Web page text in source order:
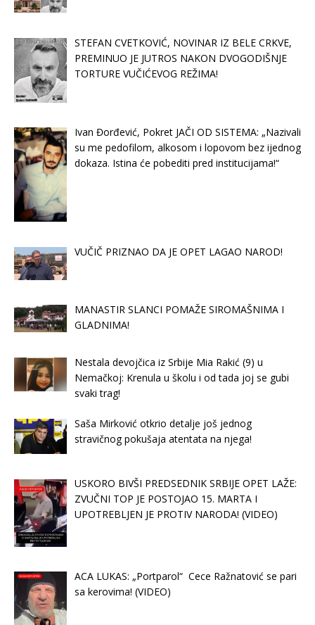
STEFAN CVETKOVIĆ, NOVINAR IZ BELE CRKVE,
PREMINUO JE JUTROS NAKON DVOGODIŠNJE
TORTURE VUČIĆEVOG REŽIMA!
Ivan Đorđević, Pokret JAČI OD SISTEMA: „Nazivali
su me pedofilom, alkosom i lopovom bez ijednog
dokaza. Istina će pobediti pred institucijama!“
VUČIČ PRIZNAO DA JE OPET LAGAO NAROD!
MANASTIR SLANCI POMAŽE SIROMAŠNIMA I
GLADNIMA!
Nestala devojčica iz Srbije Mia Rakić (9) u
Nemačkoj: Krenula u školu i od tada joj se gubi
svaki trag!
Saša Mirković otkrio detalje još jednog
stravičnog pokušaja atentata na njega!
USKORO BIVŠI PREDSEDNIK SRBIJE OPET LAŽE:
ZVUČNI TOP JE POSTOJAO 15. MARTA I
UPOTREBLJEN JE PROTIV NARODA! (VIDEO)
ACA LUKAS: „Portparol“ Cece Ražnatović se pari
sa kerovima! (VIDEO)